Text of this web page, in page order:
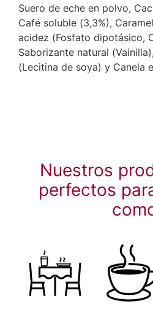
Suero de eche en polvo,
Café soluble (3,3%),
acidez (Fosfato dipotásico,
Saborizante natural
(Lecitina de soya) y Canela
Nuestros
perfectos